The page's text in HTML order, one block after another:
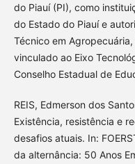
do Piauí (PI), como
do Estado do Piauí e
Técnico em
vinculado ao Eixo
Conselho Estadual de
REIS, Edmerson dos
Existência, resistência e
desafios atuais. In:
da alternância: 50 Anos